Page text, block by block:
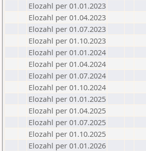
Elozahl per 01.01.2023
Elozahl per 01.04.2023
Elozahl per 01.07.2023
Elozahl per 01.10.2023
Elozahl per 01.01.2024
Elozahl per 01.04.2024
Elozahl per 01.07.2024
Elozahl per 01.10.2024
Elozahl per 01.01.2025
Elozahl per 01.04.2025
Elozahl per 01.07.2025
Elozahl per 01.10.2025
Elozahl per 01.01.2026